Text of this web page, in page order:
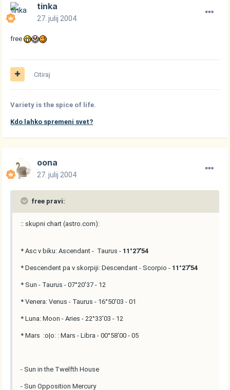
tinka
27. julij 2004
free
Citiraj
Variety is the spice of life.
Kdo lahko spremeni svet?
oona
27. julij 2004
free pravi:
:: skupni chart (astro.com):
* Asc v biku: Ascendant - Taurus - 11°27'54
* Descendent pa v skorpiji: Descendant - Scorpio - 11°27'54
* Sun - Taurus - 07°20'37 - 12
* Venera: Venus - Taurus - 16°50'03 - 01
* Luna: Moon - Aries - 22°33'03 - 12
* Mars :o|o: : Mars - Libra - 00°58'00 - 05
- Sun in the Twelfth House
- Sun Opposition Mercury